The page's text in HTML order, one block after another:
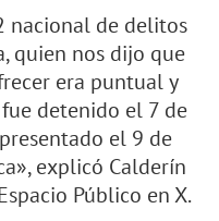
nacional de delitos
quien nos dijo que
era puntual y
detenido el 7 de
el 9 de
explicó Calderín
Público en X.